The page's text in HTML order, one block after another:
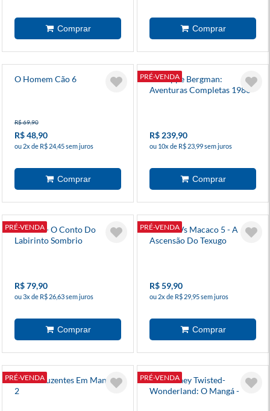
O Homem Cão 6
R$ 69,90
R$ 48,90
ou 2x de R$ 24,45 sem juros
PRÉ-VENDA
Giuseppe Bergman:
Aventuras Completas 1980-
R$ 239,90
ou 10x de R$ 23,99 sem juros
PRÉ-VENDA
Runas 2 - O Conto Do
Labirinto Sombrio
R$ 79,90
ou 3x de R$ 26,63 sem juros
PRÉ-VENDA
Coelho Vs Macaco 5 - A
Ascensão Do Texugo
R$ 59,90
ou 2x de R$ 29,95 sem juros
PRÉ-VENDA
Asas Reluzentes Em Mangá
2
PRÉ-VENDA
Box Disney Twisted-
Wonderland: O Mangá -